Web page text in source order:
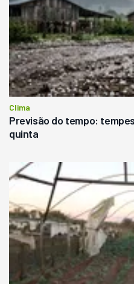
Clima
Previsão do tempo:
quinta